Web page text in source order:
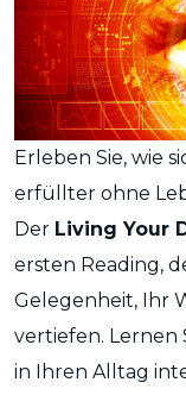
Erleben Sie, wie
erfüllter ohne
Der Living Your
ersten Reading,
Gelegenheit, Ihr
vertiefen. Lernen
in Ihren Alltag